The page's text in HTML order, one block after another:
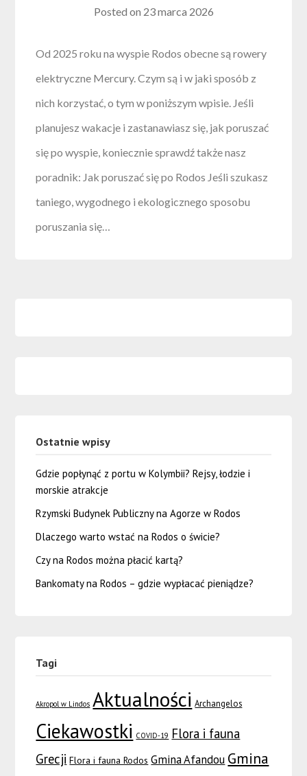
Posted on 23 marca 2026
Od 2025 roku na wyspie Rodos obecne są rowery
elektryczne Mercury. Czym są i w jaki sposób z
nich korzystać, o tym w poniższym wpisie. Jeśli
planujesz wakacje i zastanawiasz się, jak poruszać
się po wyspie, koniecznie sprawdź także nasz
poradnik: Jak poruszać się po Rodos Jeśli szukasz
taniego, wygodnego i ekologicznego sposobu
poruszania się…
Ostatnie wpisy
Gdzie popłynąć z portu w Kolymbii? Rejsy, łodzie i
morskie atrakcje
Rzymski Budynek Publiczny na Agorze w Rodos
Dlaczego warto wstać na Rodos o świcie?
Czy na Rodos można płacić kartą?
Bankomaty na Rodos – gdzie wypłacać pieniądze?
Tagi
Akropol w Lindos Aktualności Archangelos
Ciekawostki COVID-19 Flora i fauna
Grecji Flora i fauna Rodos Gmina Afandou Gmina